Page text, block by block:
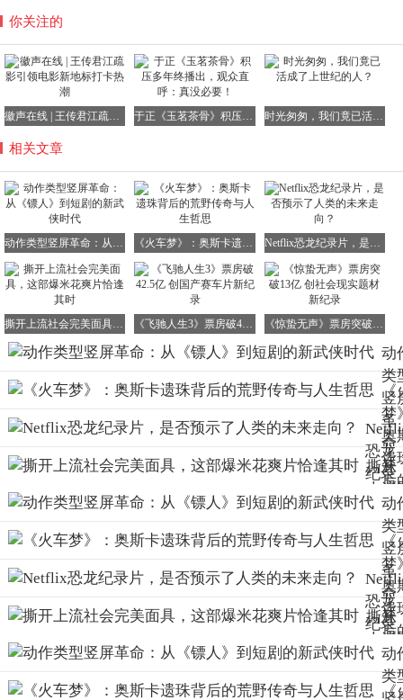
「果燃计划」具有标杆意义：该计划设立2000万专项基金，
要求参与项目必须配备专业武指团队，且打戏占比不低于
40%。这种「内容倒逼产业升级」的模式，正在吸引更多传
统影视人才入局。
据徽声在线不完全统计，2025年已有超过300名动作演员转
型短剧领域，其中包括赵文卓、张晋等一线武打明星。这种
人才流动背后，是短剧市场对动作类型的强烈需求——抖音
数据显示，带「打戏」标签的短剧完播率比普通内容高22个
百分点。
技术革新也在推动产业升级。Seedance 2.0动态分镜技术的
普及，使得短剧团队能以1/10的成本实现电影级动作设计。
以《扫黑》为例，其「龙兴会血战」场景通过AI辅助设计，
将传统需要两周制作的分镜缩短至72小时完成，且动作流畅
度提升30%。
当我们在讨论动作短剧的成功时，本质上是在探讨「暴力美
学」的媒介适配性。竖屏的局限性反而成为优势——无法呈
现全景打斗，就通过特写镜头强化冲击力；不能依赖大场
面，就用手持摄影增加真实感。这种「限制产生创新」的逻
辑，在《老兵归来》的「外卖箱格斗」场景中体现得淋漓尽
致：利用日常物品设计动作，既新颖又符合短剧的「接地
气」特质。
观众反馈印证了这种转型的有效性。在豆瓣「短剧打戏」专
题讨论中，高频词包括「拳拳到肉」「创意满分」「比院线
片实在」。这种口碑反差，暴露出传统动作电影的创作困境
——当特效取代实拍，当慢镜头取代招式设计，观众自然会
用脚投票。
你关注的
徽声在线 | 王传君江疏影引领电影新地标打卡热潮 于正《玉茗茶骨》积压多年终播出，观众直呼：真没必要！ 时光匆匆，我们竟已活成了上世纪的人？
相关文章
动作类型竖屏革命：从《镖人》到短剧的新武侠时代 《火车梦》：奥斯卡遗珠背后的荒野传奇与人生哲思 Netflix恐龙纪录片，是否预示了人类的未来走向？
撕开上流社会完美面具，这部爆米花爽片恰逢其时 《飞驰人生3》票房破42.5亿 创国产赛车片新纪录 《惊蛰无声》票房突破13亿 创社会现实题材新纪录
动
类
竖
革
命
从
《
人
到
剧
新
侠
代
《
梦
奥
遗
后
野
与
哲
恐龙
纪录
片，
是否
预示
了人
类的
未来
走
向？
撕开
上流
社会
完美
面
具，
这部
爆米
花爽
片恰
逢其
动
类
竖
革
命
从
《
人
到
《
梦
奥
遗
后
野
与
恐龙
纪录
片，
是否
预示
撕开
上流
社会
完美
动
类
《